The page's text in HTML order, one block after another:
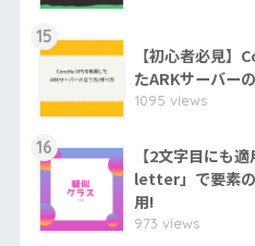
15
【初心者必見
たARKサーバー
1095 views
16
【2文字目にも
letter」で要素
用!
973 views